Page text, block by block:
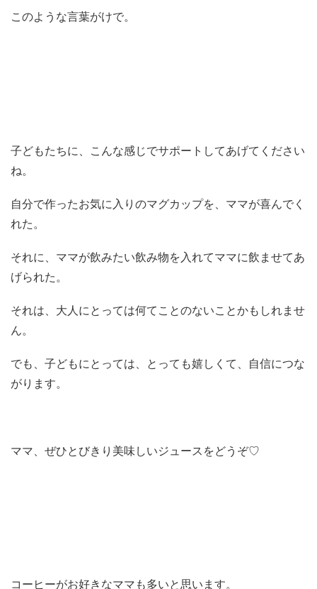
このような言葉がけで。
子どもたちに、こんな感じでサポートしてあげてください
ね。
自分で作ったお気に入りのマグカップを、ママが喜んでく
れた。
それに、ママが飲みたい飲み物を入れてママに飲ませてあ
げられた。
それは、大人にとっては何てことのないことかもしれませ
ん。
でも、子どもにとっては、とっても嬉しくて、自信につな
がります。
ママ、ぜひとびきり美味しいジュースをどうぞ♡
コーヒーがお好きなママも多いと思います。